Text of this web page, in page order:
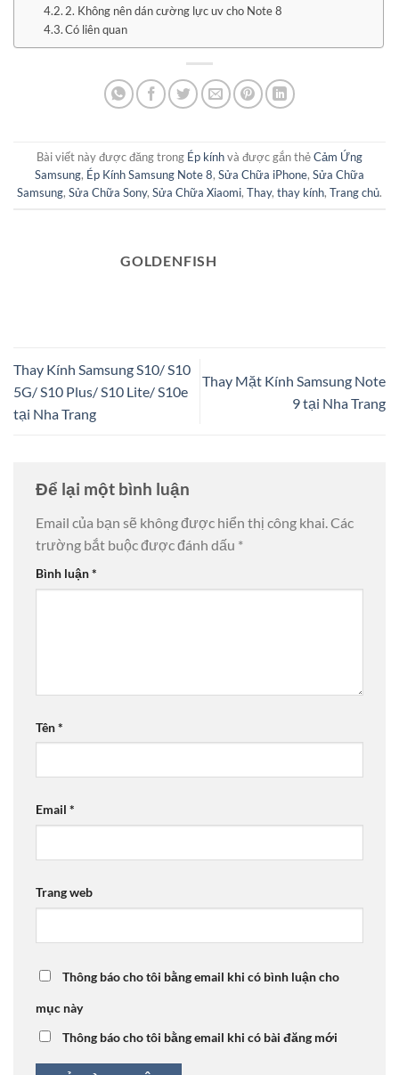
2. Không nên dán cường lực uv cho Note 8
Có liên quan
Bài viết này được đăng trong Ép kínhvà được gắn thẻCảm Ứng
Samsung, Ép Kính Samsung Note 8, Sửa Chữa iPhone, Sửa Chữa
Samsung, Sửa Chữa Sony, Sửa Chữa Xiaomi, Thay, thay kính, Trang chủ.
GOLDENFISH
Thay Kính Samsung S10/ S10
5G/ S10 Plus/ S10 Lite/ S10e
tại Nha Trang
Thay Mặt Kính Samsung Note
9 tại Nha Trang
Để lại một bình luận
Email của bạn sẽ không được hiển thị công khai.Các
trường bắt buộc được đánh dấu *
Bình luận*
Tên*
Email *
Trang web
Thông báo cho tôi bằng email khi có bình luận cho
mục này
Thông báo cho tôi bằng email khi có bài đăng mới